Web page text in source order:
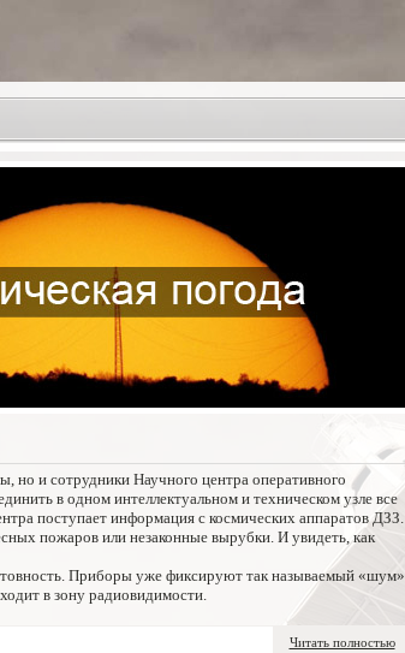
но и сотрудники Научного центра оперативного
в одном интеллектуальном и техническом узле все
поступает информация с космических аппаратов ДЗЗ.
пожаров или незаконные вырубки. И увидеть, как
Приборы уже фиксируют так называемый «шум»
в зону радиовидимости.
Читать полностью